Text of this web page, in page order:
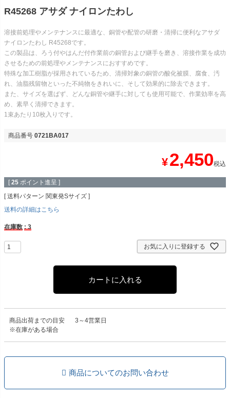
R45268 アサダ ナイロンたわし
溶接前処理やメンテナンスに最適な、銅管や配管の研磨・清掃に便利なアサダ
ナイロンたわし R45268です。
この製品は、ろう付やはんだ付作業前の銅管および継手を磨き、溶接作業を成功
させるための前処理やメンテナンスにおすすめです。
特殊な加工樹脂が採用されているため、清掃対象の銅管の酸化被膜、腐食、汚
れ、油脂残留物といった不純物をきれいに、そして効果的に除去できます。
また、サイズを選ばず、どんな銅管や継手に対しても使用可能で、作業効率を高
め、素早く清掃できます。
1束あたり10枚入りです。
商品番号 0721BA017
¥2,450税込
[ 25 ポイント進呈 ]
送料パターン 関東発Sサイズ
送料の詳細はこちら
在庫数 3
お気に入りに登録する
カートに入れる
商品出荷までの目安
※在庫がある場合
3～4営業日
商品についてのお問い合わせ